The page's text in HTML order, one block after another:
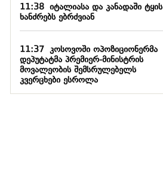
11:38იტალიასა და კანადაში ტყის
ხანძრებს ებრძვიან
11:37კოსოვოში ოპოზიციონერმა
დეპუტატმა პრემიერ-მინისტრის
მოვალეობის შემსრულებელს
კვერცხები ესროლა